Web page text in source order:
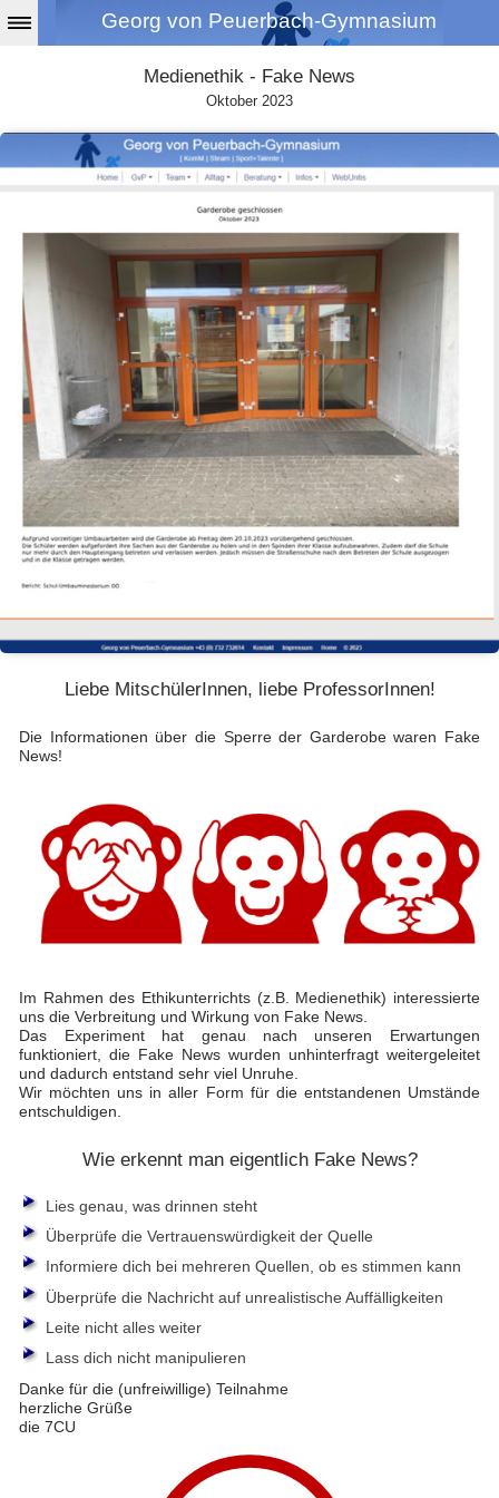
Georg von Peuerbach-Gymnasium
Medienethik - Fake News
Oktober 2023
Liebe MitschülerInnen, liebe ProfessorInnen!
Die Informationen über die Sperre der Garderobe waren Fake
News!
Im Rahmen des Ethikunterrichts (z.B. Medienethik) interessierte
uns die Verbreitung und Wirkung von Fake News.
Das Experiment hat genau nach unseren Erwartungen
funktioniert, die Fake News wurden unhinterfragt weitergeleitet
und dadurch entstand sehr viel Unruhe.
Wir möchten uns in aller Form für die entstandenen Umstände
entschuldigen.
Wie erkennt man eigentlich Fake News?
Lies genau, was drinnen steht
Überprüfe die Vertrauenswürdigkeit der Quelle
Informiere dich bei mehreren Quellen, ob es stimmen kann
Überprüfe die Nachricht auf unrealistische Auffälligkeiten
Leite nicht alles weiter
Lass dich nicht manipulieren
Danke für die (unfreiwillige) Teilnahme
herzliche Grüße
die 7CU